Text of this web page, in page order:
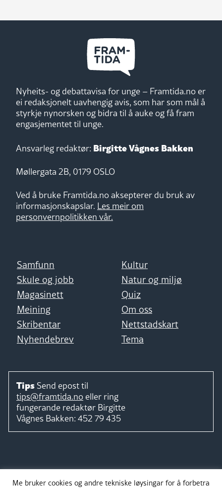
Nyheits- og debattavisa for unge – Framtida.no er
ei redaksjonelt uavhengig avis, som har som mål å
styrkje nynorsken og bidra til å auke og få fram
engasjementet til unge.
Ansvarleg redaktør: Birgitte Vågnes Bakken
Møllergata 2B, 0179 OSLO
Ved å bruke Framtida.no aksepterer du bruk av
informasjonskapslar. Les meir om
personvernpolitikken vår.
Samfunn
Kultur
Skule og jobb
Natur og miljø
Magasinett
Quiz
Meining
Om oss
Skribentar
Nettstadskart
Nyhendebrev
Tema
Tips Send epost til
tips@framtida.no eller ring
fungerande redaktør Birgitte
Vågnes Bakken: 452 79 435
Me bruker cookies og andre tekniske løysingar for å forbetra